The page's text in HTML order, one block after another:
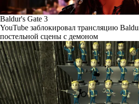
Baldur's Gate 3
YouTube заблокировал трансляцию
постельной сцены с демоном